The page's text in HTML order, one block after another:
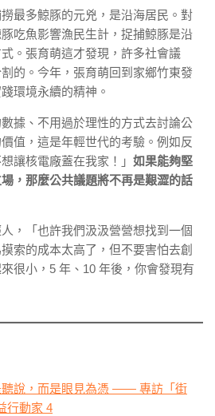
最多鯨豚的元兇，是沿海居民。對
吃魚影響漁民生計，捉捕鯨豚是沿
。張育萌這才發現，許多社會議
的。今年，張育萌回到家鄉竹東發
環境永續的精神。
數據、不用過於理性的方式去討論公
值，這是年輕世代的考驗。例如反
讓核電廠蓋在我家！」 如果能夠堅
，那麼公共議題將不再是艱澀的話
，「也許我們汲汲營營想找到一個
索的成本太高了，但不要害怕去創
很小，5 年、10 年後，你會發現有
聽說，而是眼見為憑 —— 專訪「街
行動家 4